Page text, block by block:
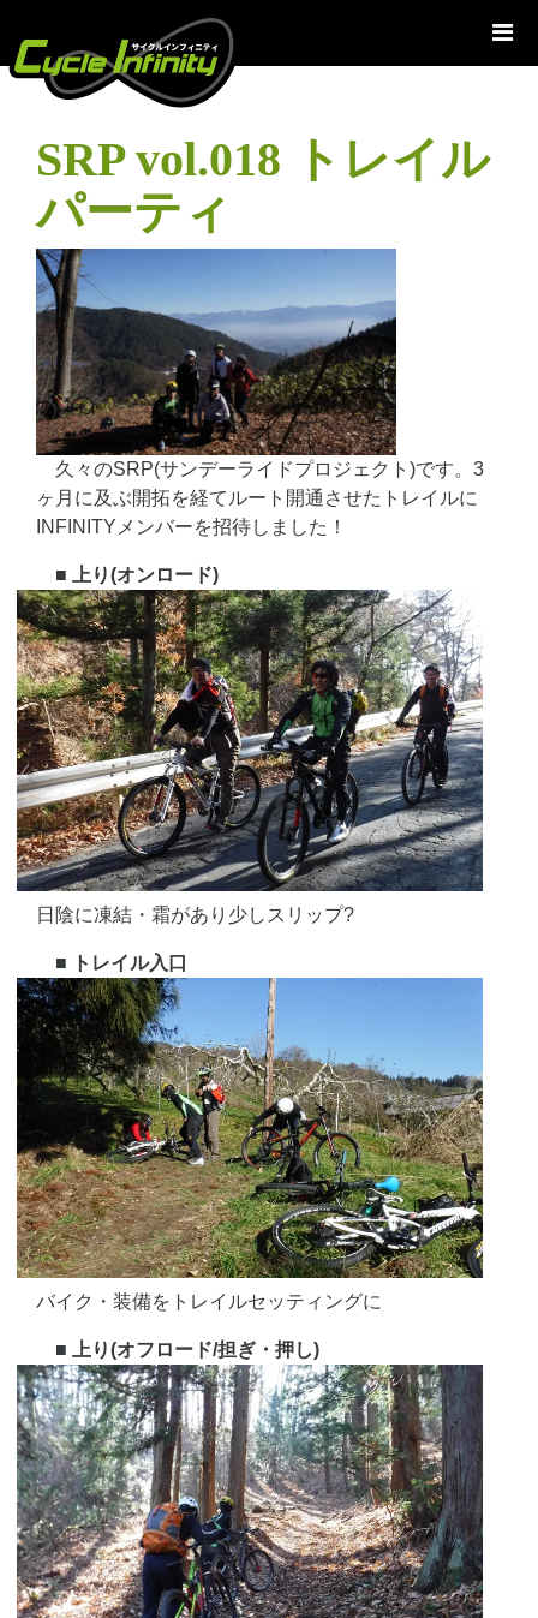
テ
SRP vol.018 トレイル
パーティ
久々のSRP(サンデーライドプロジェクト)です。3
ヶ月に及ぶ開拓を経てルート開通させたトレイルに
INFINITYメンバーを招待しました！
■ 上り(オンロード)
日陰に凍結・霜があり少しスリップ?
■ トレイル入口
バイク・装備をトレイルセッティングに
■ 上り(オフロード/担ぎ・押し)